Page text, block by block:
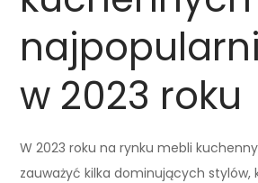
w 2023 roku
W 2023 roku na rynku mebli
zauważyć kilka dominujących stylów,